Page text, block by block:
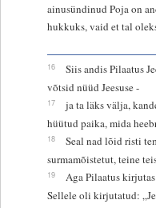
ainusündinud Poja on
hukkuks, vaid et tal
16
Siis andis Pilaatus
võtsid nüüd Jeesuse -
17
ja ta läks välja,
hüütud paika, mida
18
Seal nad lõid risti
surmamõistetut, teine
19
Aga Pilaatus
Sellele oli kirjutatud: